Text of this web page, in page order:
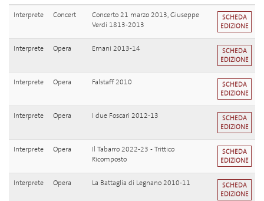
Interprete Concert
Concerto 21 marzo 2013, Giuseppe
Verdi 1813-2013
SCHEDA
EDIZIONE
Interprete Opera Ernani 2013-14
SCHEDA
EDIZIONE
Interprete Opera Falstaff 2010
SCHEDA
EDIZIONE
Interprete Opera I due Foscari 2012-13
SCHEDA
EDIZIONE
Interprete Opera
Il Tabarro 2022-23 - Trittico
Ricomposto
SCHEDA
EDIZIONE
Interprete Opera La Battaglia di Legnano 2010-11
SCHEDA
EDIZIONE